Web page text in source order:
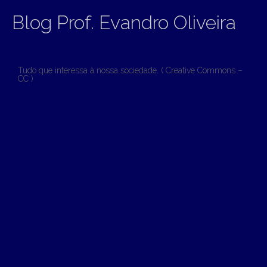
Blog Prof. Evandro Oliveira
Tudo que interessa à nossa sociedade. ( Creative Commons –
CC )